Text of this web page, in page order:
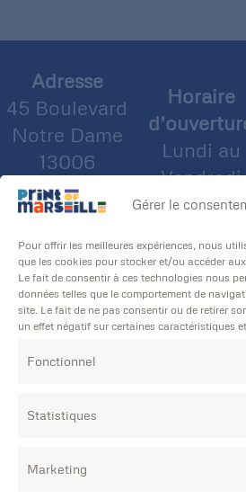
Gérer le
Pour offrir les meilleures expériences, nous
que les cookies pour stocker et/ou accéder
Le fait de consentir à ces technologies nous
données telles que le comportement de
site. Le fait de ne pas consentir ou de retirer
un effet négatif sur certaines caractéristiques
Fonctionnel
Statistiques
Marketing
Adresse
45 Boulevard
Notre Dame
13006
Marseille
04 91 47 94 04
> Conditions
Générales de Vente
Horaire
Lundi au
Vendredi
Matin :
Après
14h15 /